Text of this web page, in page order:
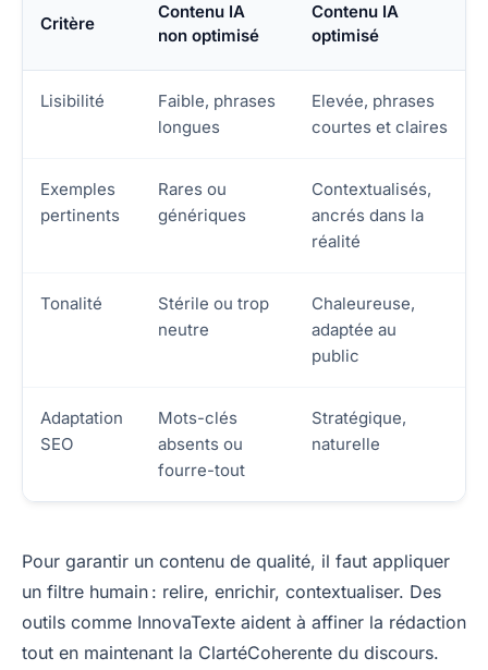
Critère
Contenu IA
non optimisé
Contenu IA
optimisé
Lisibilité
Faible, phrases
longues
Elevée, phrases
courtes et claires
Exemples
pertinents
Rares ou
génériques
Contextualisés,
ancrés dans la
réalité
Tonalité
Stérile ou trop
neutre
Chaleureuse,
adaptée au
public
Adaptation
SEO
Mots-clés
absents ou
fourre-tout
Stratégique,
naturelle
Pour garantir un contenu de qualité, il faut appliquer
un filtre humain : relire, enrichir, contextualiser. Des
outils comme InnovaTexte aident à affiner la rédaction
tout en maintenant la ClartéCoherente du discours.